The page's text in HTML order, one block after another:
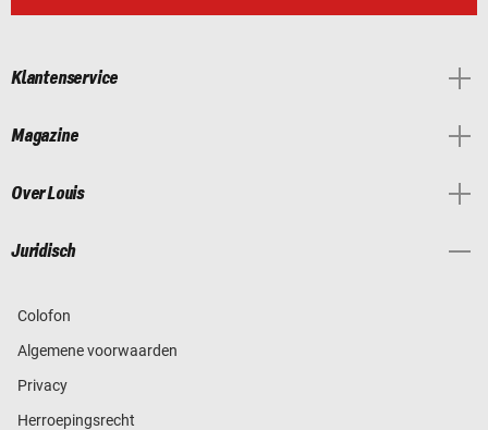
Klantenservice
Magazine
Over Louis
Juridisch
Colofon
Algemene voorwaarden
Privacy
Herroepingsrecht